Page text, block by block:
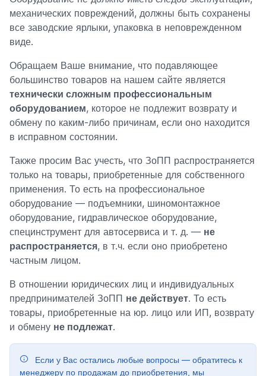
механических повреждений, должны быть сохранены
все заводские ярлыки, упаковка в неповрежденном
виде.
Обращаем Ваше внимание, что подавляющее
большинство товаров на нашем сайте является
технически сложным профессиональным
оборудованием, которое не подлежит возврату и
обмену по каким-либо причинам, если оно находится
в исправном состоянии.
Также просим Вас учесть, что ЗоПП распространяется
только на товары, приобретенные для собственного
применения. То есть на профессиональное
оборудование — подъемники, шиномонтажное
оборудование, гидравлическое оборудование,
специнструмент для автосервиса и т. д. — не
распространяется, в т.ч. если оно приобретено
частным лицом.
В отношении юридических лиц и индивидуальных
предпринимателей ЗоПП не действует. То есть
товары, приобретенные на юр. лицо или ИП, возврату
и обмену не подлежат.
Если у Вас остались любые вопросы — обратитесь к
менеджеру по продажам до приобретения, мы